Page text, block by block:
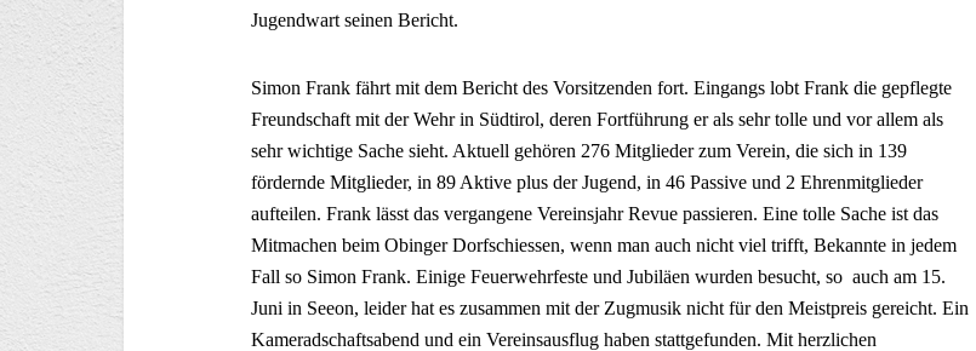
Jugendwart seinen Bericht.
Simon Frank fährt mit dem Bericht des Vorsitzenden fort. Eingangs lobt Frank die gepflegte
Freundschaft mit der Wehr in Südtirol, deren Fortführung er als sehr tolle und vor allem als
sehr wichtige Sache sieht. Aktuell gehören 276 Mitglieder zum Verein, die sich in 139
fördernde Mitglieder, in 89 Aktive plus der Jugend, in 46 Passive und 2 Ehrenmitglieder
aufteilen. Frank lässt das vergangene Vereinsjahr Revue passieren. Eine tolle Sache ist das
Mitmachen beim Obinger Dorfschiessen, wenn man auch nicht viel trifft, Bekannte in jedem
Fall so Simon Frank. Einige Feuerwehrfeste und Jubiläen wurden besucht, so auch am 15.
Juni in Seeon, leider hat es zusammen mit der Zugmusik nicht für den Meistpreis gereicht. Ein
Kameradschaftsabend und ein Vereinsausflug haben stattgefunden. Mit herzlichen